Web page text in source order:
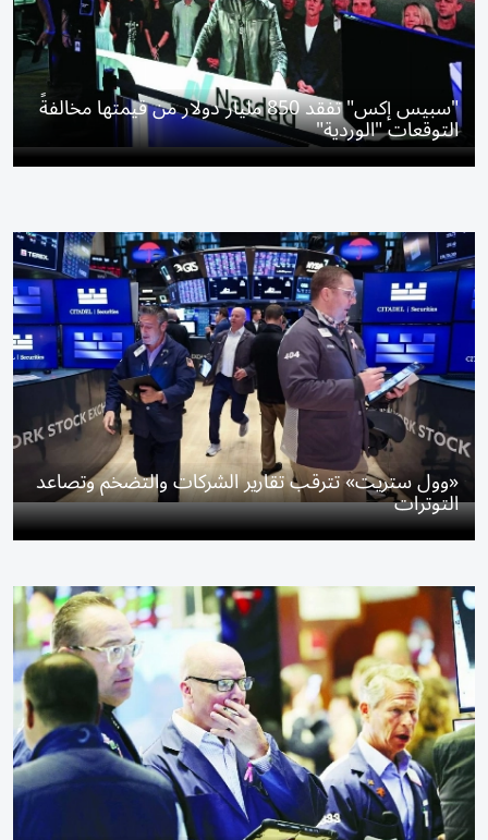
"سبيس إكس" تفقد 850 مليار دولار من قيمتها مخالفةً
التوقعات "الوردية"
«وول ستريت» تترقب تقارير الشركات والتضخم وتصاعد
التوترات